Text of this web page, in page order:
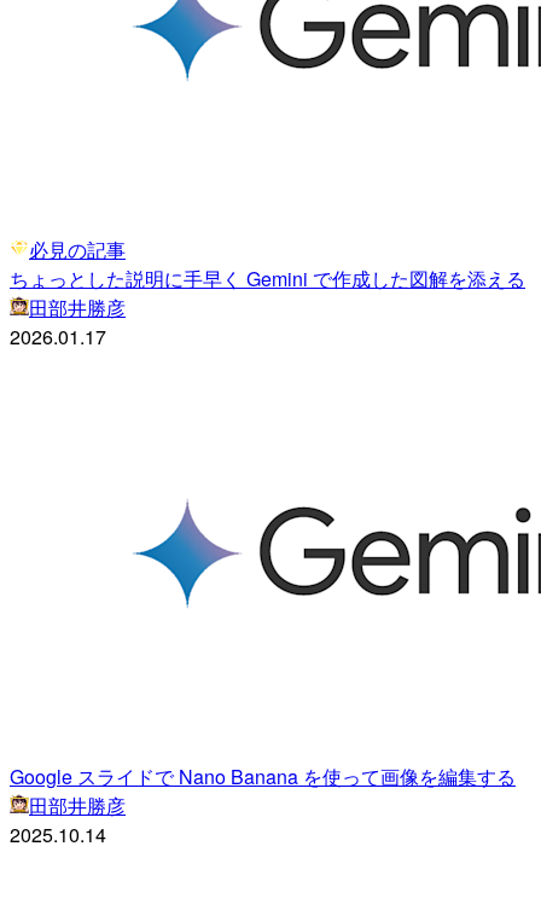
必見の記事
ちょっとした説明に手早く Gemini で作成した図解を添える
田部井勝彦
2026.01.17
Google スライドで Nano Banana を使って画像を編集する
田部井勝彦
2025.10.14